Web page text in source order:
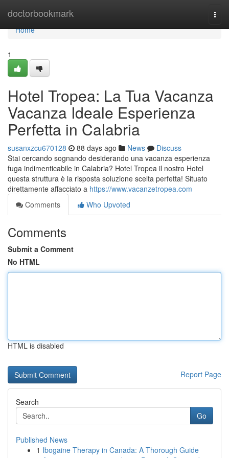
doctorbookmark
Home
Home
1
Hotel Tropea: La Tua Vacanza
Vacanza Ideale Esperienza
Perfetta in Calabria
susanxzcu670128 88 days ago News
Discuss
Stai cercando sognando desiderando una vacanza esperienza
fuga indimenticabile in Calabria? Hotel Tropea il nostro Hotel
questa struttura è la risposta soluzione scelta perfetta! Situato
direttamente affacciato a https://www.vacanzetropea.com
Comments
Who Upvoted
Comments
Submit a Comment
No HTML
HTML is disabled
Report Page
Search
Go
Published News
1 Ibogaine Therapy in Canada: A Thorough Guide